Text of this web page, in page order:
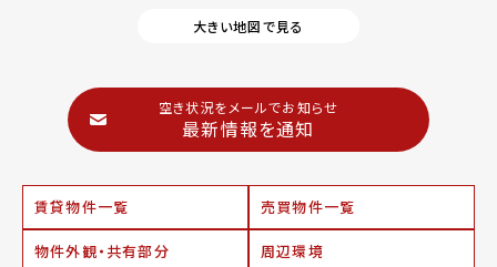
大きい地図で見る
空き状況をメールでお知らせ
最新情報を通知
賃貸物件一覧 売買物件一覧
物件外観・共有部分 周辺環境